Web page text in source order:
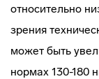
относительно
зрения
может быть
нормах 130-180